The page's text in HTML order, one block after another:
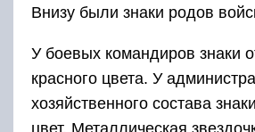
Внизу были знаки родов
У боевых командиров знаки
красного цвета. У
хозяйственного состава
цвет. Металлическая